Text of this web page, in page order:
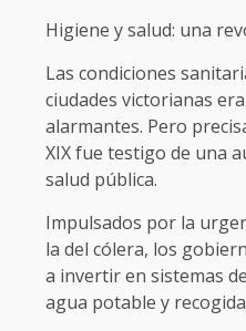
Higiene y salud: una
Las condiciones
ciudades victorianas
alarmantes. Pero
XIX fue testigo de una
salud pública.
Impulsados por la
la del cólera, los
a invertir en sistemas
agua potable y